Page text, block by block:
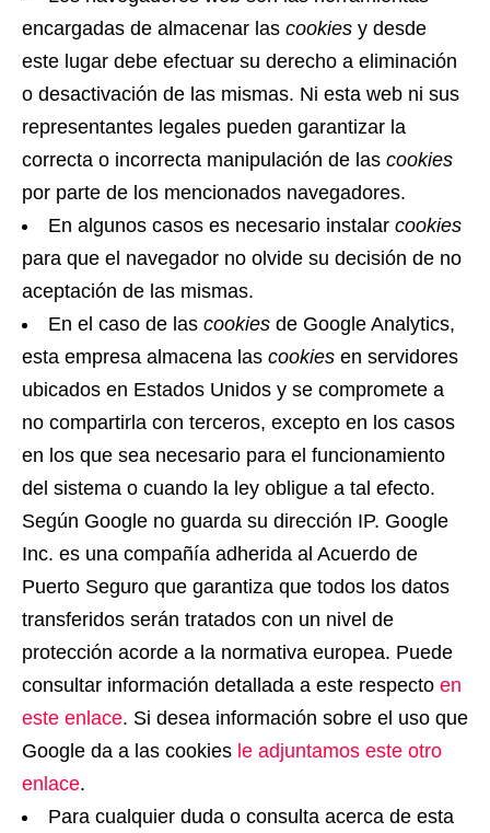
encargadas de almacenar las cookies y desde
este lugar debe efectuar su derecho a eliminación
o desactivación de las mismas. Ni esta web ni sus
representantes legales pueden garantizar la
correcta o incorrecta manipulación de las cookies
por parte de los mencionados navegadores.
En algunos casos es necesario instalar cookies
para que el navegador no olvide su decisión de no
aceptación de las mismas.
En el caso de las cookies de Google Analytics,
esta empresa almacena las cookies en servidores
ubicados en Estados Unidos y se compromete a
no compartirla con terceros, excepto en los casos
en los que sea necesario para el funcionamiento
del sistema o cuando la ley obligue a tal efecto.
Según Google no guarda su dirección IP. Google
Inc. es una compañía adherida al Acuerdo de
Puerto Seguro que garantiza que todos los datos
transferidos serán tratados con un nivel de
protección acorde a la normativa europea. Puede
consultar información detallada a este respecto en
este enlace. Si desea información sobre el uso que
Google da a las cookies le adjuntamos este otro
enlace.
Para cualquier duda o consulta acerca de esta